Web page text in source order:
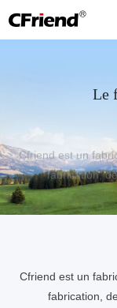
Le
Cfriend est un
fabrication,
Cfriend est un
fabrication,